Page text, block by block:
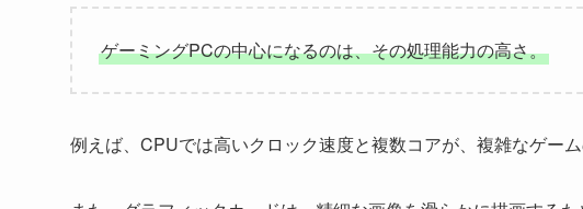
ゲーミングPCの中心になるのは、その処理能力の高さ。
例えば、CPUでは高いクロック速度と複数コアが、複雑なゲー